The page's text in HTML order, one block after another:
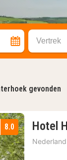
Vertrek
gevonden
8.0 Hotel
Nederland